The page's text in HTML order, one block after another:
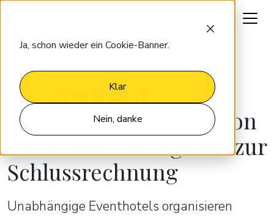
Ja, schon wieder ein Cookie-Banner.
Klar
Nein, danke
EVENTHOTELS
Ihr Eventhotel
strukturiert führen – von
der ersten Anfrage bis zur
Schlussrechnung
Unabhängige Eventhotels organisieren